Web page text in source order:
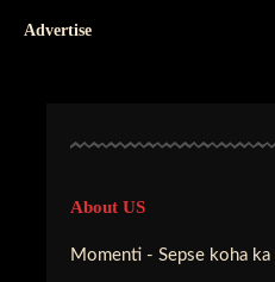
Advertise
About US
Momenti - Sepse koha ka